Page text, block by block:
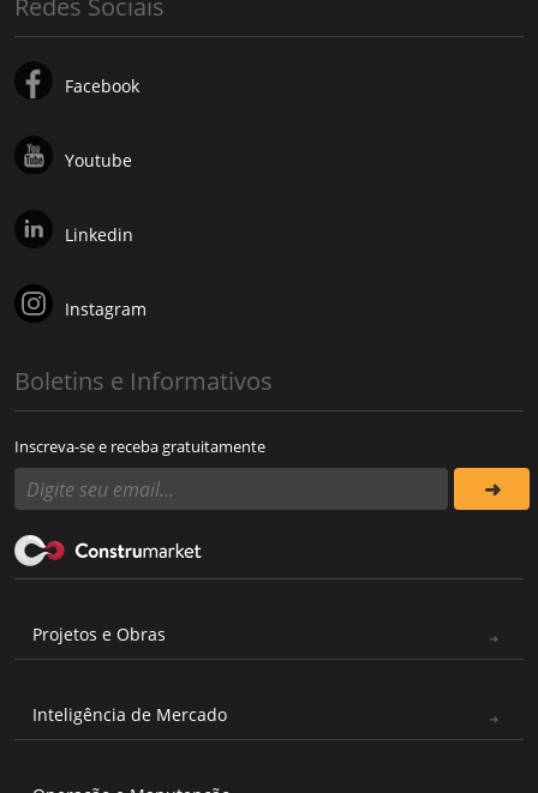
Redes Sociais
Facebook
Youtube
Linkedin
Instagram
Boletins e Informativos
Inscreva-se e receba gratuitamente
Projetos e Obras
Inteligência de Mercado